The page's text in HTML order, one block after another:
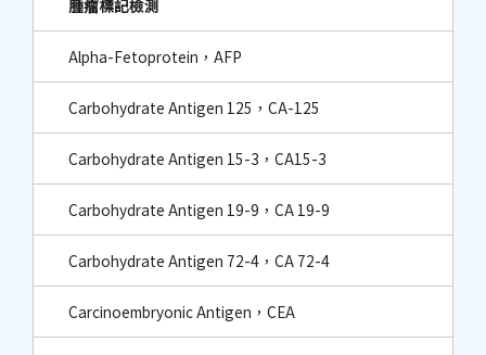
腫瘤標記檢測
Alpha-Fetoprotein，AFP
Carbohydrate Antigen 125，CA-125
Carbohydrate Antigen 15-3，CA15-3
Carbohydrate Antigen 19-9，CA 19-9
Carbohydrate Antigen 72-4，CA 72-4
Carcinoembryonic Antigen，CEA​